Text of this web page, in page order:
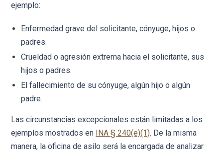
ejemplo:
Enfermedad grave del solicitante, cónyuge, hijos o
padres.
Crueldad o agresión extrema hacia el solicitante, sus
hijos o padres.
El fallecimiento de su cónyuge, algún hijo o algún
padre.
Las circunstancias excepcionales están limitadas a los
ejemplos mostrados en
INA § 240(e)(1). De la misma
manera, la oficina de asilo será la encargada de analizar